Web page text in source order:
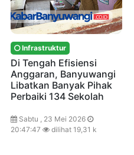
Infrastruktur
Di Tengah Efisiensi
Anggaran, Banyuwangi
Libatkan Banyak Pihak
Perbaiki 134 Sekolah
Sabtu , 23 Mei 2026
20:47:47
dilihat 19,31 k